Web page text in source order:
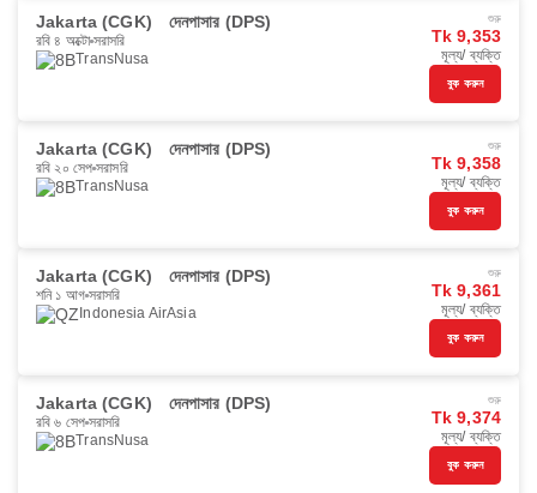
Jakarta (CGK) দেনপাসার (DPS)
রবি ৪ অক্টো সরাসরি
TransNusa
শুরু
Tk 9,353
মূল্য/ ব্যক্তি
বুক করুন
Jakarta (CGK) দেনপাসার (DPS)
রবি ২০ সেপ সরাসরি
TransNusa
শুরু
Tk 9,358
মূল্য/ ব্যক্তি
বুক করুন
Jakarta (CGK) দেনপাসার (DPS)
শনি ১ আগ সরাসরি
Indonesia AirAsia
শুরু
Tk 9,361
মূল্য/ ব্যক্তি
বুক করুন
Jakarta (CGK) দেনপাসার (DPS)
রবি ৬ সেপ সরাসরি
TransNusa
শুরু
Tk 9,374
মূল্য/ ব্যক্তি
বুক করুন